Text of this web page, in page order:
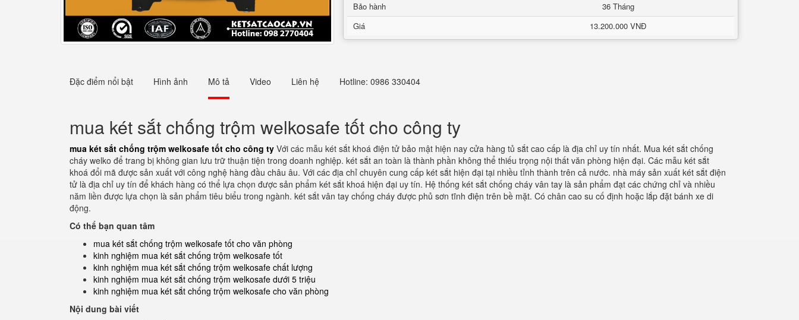
Bảo hành
36 Tháng
Giá
13.200.000 VNĐ
Đặc điểm nổi bật Hình ảnh Mô tả Video Liên hệ Hotline: 0986 330404
mua két sắt chống trộm welkosafe tốt cho công ty
mua két sắt chống trộm welkosafe tốt cho công ty Với các mẫu két sắt khoá điện tử bảo mật hiện nay cửa hàng tủ sắt cao cấp là địa chỉ uy tín nhất. Mua két sắt chống
cháy welko để trang bị không gian lưu trữ thuận tiện trong doanh nghiệp. két sắt an toàn là thành phần không thể thiếu trọng nội thất văn phòng hiện đại. Các mẫu két sắt
khoá đổi mã được sản xuất với công nghệ hàng đầu châu âu. Với các địa chỉ chuyên cung cấp két sắt hiện đại tại nhiều tỉnh thành trên cả nước. nhà máy sản xuất két sắt điện
tử là địa chỉ uy tín để khách hàng có thể lựa chọn được sản phẩm két sắt khoá hiện đại uy tín. Hệ thống két sắt chống cháy vân tay là sản phẩm đạt các chứng chỉ và nhiều
năm liền được lựa chọn là sản phẩm tiêu biểu trong ngành. két sắt vân tay chống cháy được phủ sơn tĩnh điện trên bề mặt. Có chân cao su cố định hoặc lắp đặt bánh xe di
động.
Có thể bạn quan tâm
mua két sắt chống trộm welkosafe tốt cho văn phòng
kinh nghiệm mua két sắt chống trộm welkosafe tốt
kinh nghiệm mua két sắt chống trộm welkosafe chất lượng
kinh nghiệm mua két sắt chống trộm welkosafe dưới 5 triệu
kinh nghiệm mua két sắt chống trộm welkosafe cho văn phòng
Nội dung bài viết